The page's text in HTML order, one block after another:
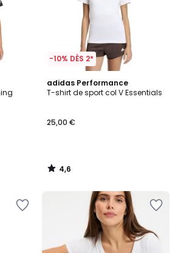
-10% DÈS 2*
adidas Performance
T-shirt de sport col V Essentials
25,00 €
4,6
/ 5
4,6
/